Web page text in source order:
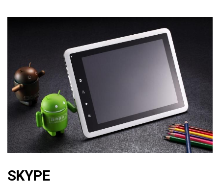
SKYPE